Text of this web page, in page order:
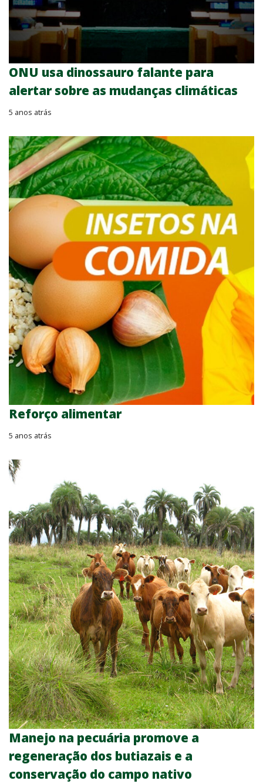
ONU usa dinossauro falante para
alertar sobre as mudanças climáticas
5 anos atrás
Reforço alimentar
5 anos atrás
Manejo na pecuária promove a
regeneração dos butiazais e a
conservação do campo nativo